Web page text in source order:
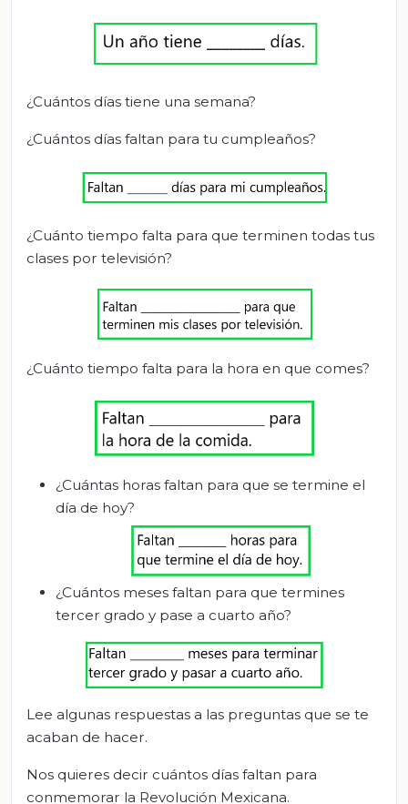
¿Cuántos días tiene una semana?
¿Cuántos días faltan para tu cumpleaños?
¿Cuánto tiempo falta para que terminen todas tus
clases por televisión?
¿Cuánto tiempo falta para la hora en que comes?
¿Cuántas horas faltan para que se termine el
día de hoy?
¿Cuántos meses faltan para que termines
tercer grado y pase a cuarto año?
Lee algunas respuestas a las preguntas que se te
acaban de hacer.
Nos quieres decir cuántos días faltan para
conmemorar la Revolución Mexicana.